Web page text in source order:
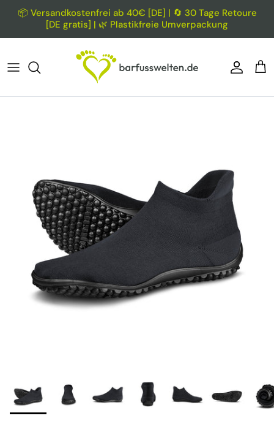
Direkt zum Inhalt
📦 Versandkostenfrei ab 40€ [DE] | 🔄 30 Tage Retoure
[DE gratis] | 🌿 Plastikfreie Umverpackung
Konto